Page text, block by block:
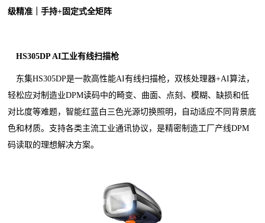
级精准｜手持+固定式全矩阵
HS305DP AI工业有线扫描枪
东集HS305DP是一款高性能AI有线扫描枪，双核处理器+AI算法，
轻松应对制造业DPM读码中的畸变、曲面、点刻、模糊、缺损和低
对比度等难题，智能红蓝白三色光源切换照明，自动适应不同背景底
色和材质。支持各类主流工业通讯协议，是精密制造工厂产线DPM
码读取的理想解决方案。